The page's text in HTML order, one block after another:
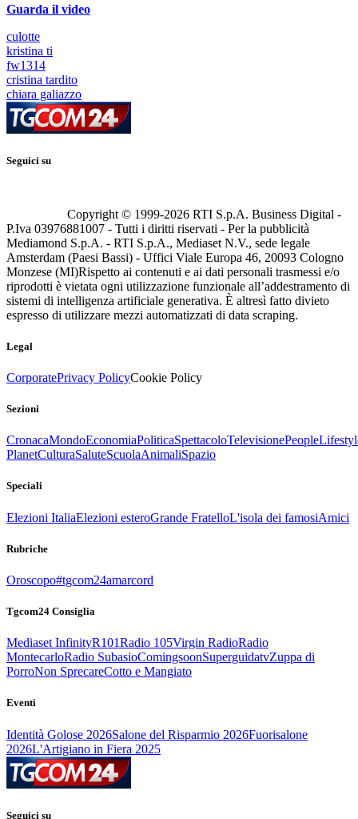
Guarda il video
culotte
kristina ti
fw1314
cristina tardito
chiara galiazzo
Seguici su
Copyright © 1999-2026 RTI S.p.A. Business Digital -
P.Iva 03976881007 - Tutti i diritti riservati - Per la pubblicità
Mediamond S.p.A. - RTI S.p.A., Mediaset N.V., sede legale
Amsterdam (Paesi Bassi) - Uffici Viale Europa 46, 20093 Cologno
Monzese (MI)Rispetto ai contenuti e ai dati personali trasmessi e/o
riprodotti è vietata ogni utilizzazione funzionale all’addestramento di
sistemi di intelligenza artificiale generativa. È altresì fatto divieto
espresso di utilizzare mezzi automatizzati di data scraping.
Legal
CorporatePrivacy PolicyCookie Policy
Sezioni
CronacaMondoEconomiaPoliticaSpettacoloTelevisionePeople
PlanetCulturaSaluteScuolaAnimaliSpazio
Speciali
Elezioni ItaliaElezioni esteroGrande FratelloL'isola dei famosiAmici
Rubriche
Oroscopo#tgcom24amarcord
Tgcom24 Consiglia
Mediaset InfinityR101Radio 105Virgin RadioRadio
MontecarloRadio SubasioComingsoonSuperguidatvZuppa di
PorroNon SprecareCotto e Mangiato
Eventi
Identità Golose 2026Salone del Risparmio 2026Fuorisalone
2026L'Artigiano in Fiera 2025
Seguici su